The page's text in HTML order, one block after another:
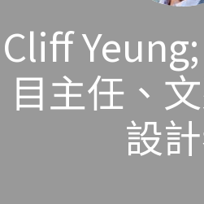
Cliff
目主任、
設